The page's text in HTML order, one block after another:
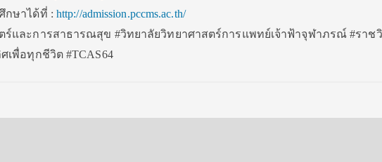
กษาได้ที่ : http://admission.pccms.ac.th/
ร์และการสาธารณสุข #วิทยาลัยวิทยาศาสตร์การแพทย์เจ้าฟ้าจุฬาภรณ์ #ราช
เพื่อทุกชีวิต #TCAS64